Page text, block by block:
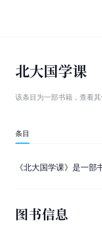
北大国学课
该条目为一部书籍 ， 查看
条目
《北大国学课》是一部
图书信息